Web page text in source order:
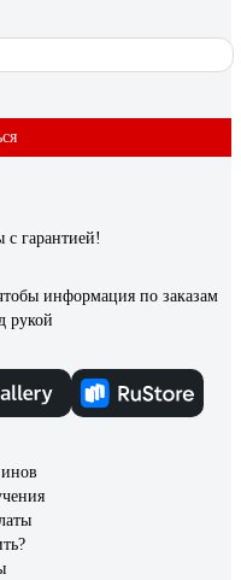
гарантией!
информация по заказам
рукой